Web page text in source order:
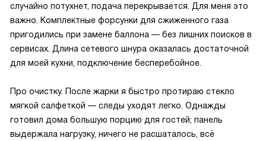
случайно потухнет, подача перекрывается. Для меня это
важно. Комплектные форсунки для сжиженного газа
пригодились при замене баллона — без лишних поисков в
сервисах. Длина сетевого шнура оказалась достаточной
для моей кухни, подключение бесперебойное.
Про очистку. После жарки я быстро протираю стекло
мягкой салфеткой — следы уходят легко. Однажды
готовил дома большую порцию для гостей; панель
выдержала нагрузку, ничего не расшаталось, всё